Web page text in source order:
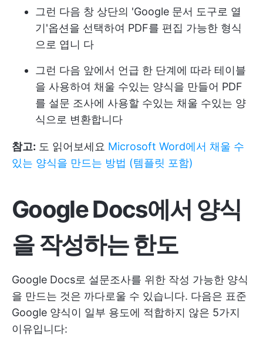
그런 다음 창 상단의 'Google 문서 도구로 열
기'옵션을 선택하여 PDF를 편집 가능한 형식
으로 엽니 다
그런 다음 앞에서 언급 한 단계에 따라 테이블
을 사용하여 채울 수있는 양식을 만들어 PDF
를 설문 조사에 사용할 수있는 채울 수있는 양
식으로 변환합니다
참고: 도 읽어보세요 Microsoft Word에서 채울 수
있는 양식을 만드는 방법 (템플릿 포함)
Google Docs에서 양식
을 작성하는 한도
Google Docs로 설문조사를 위한 작성 가능한 양식
을 만드는 것은 까다로울 수 있습니다. 다음은 표준
Google 양식이 일부 용도에 적합하지 않은 5가지
이유입니다: